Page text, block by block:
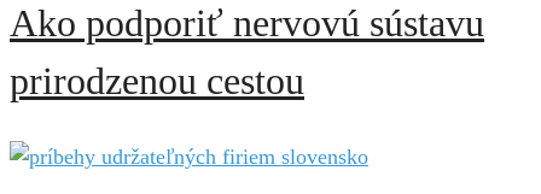
Ako podporiť nervovú sústavu
prirodzenou cestou